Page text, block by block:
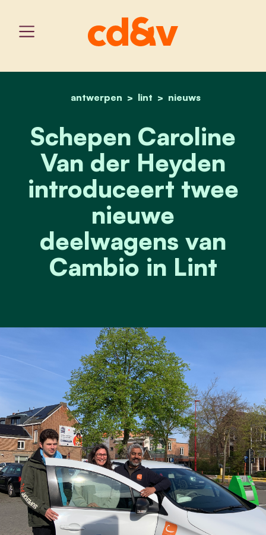
home
antwerpen lint nieuws
schepen caroline van
Schepen Caroline
Van der Heyden
introduceert twee
nieuwe
deelwagens van
Cambio in Lint